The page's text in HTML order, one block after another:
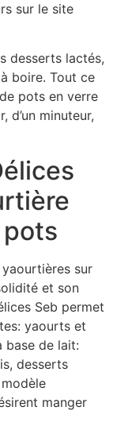
sur le site
desserts lactés,
boire. Tout ce
pots en verre
d’un minuteur,
sur
et son
Seb permet
yaourts et
base de lait:
desserts
manger